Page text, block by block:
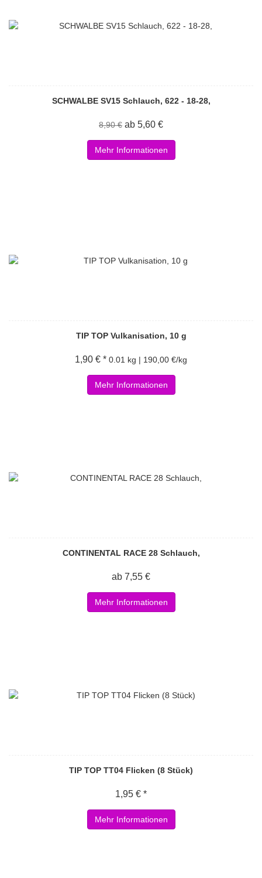
SCHWALBE SV15 Schlauch, 622 - 18-28,
8,90 € ab 5,60 €
Mehr Informationen
TIP TOP Vulkanisation, 10 g
1,90 € * 0.01 kg | 190,00 €/kg
Mehr Informationen
CONTINENTAL RACE 28 Schlauch,
ab 7,55 €
Mehr Informationen
TIP TOP TT04 Flicken (8 Stück)
1,95 € *
Mehr Informationen